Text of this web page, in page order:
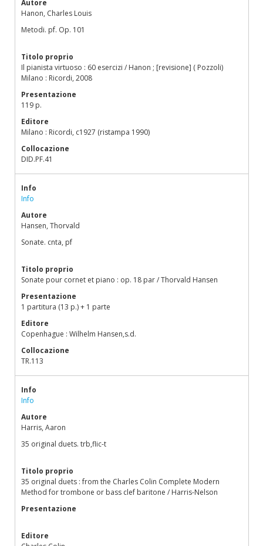
Autore
Hanon, Charles Louis
Metodi. pf. Op. 101
Titolo proprio
Il pianista virtuoso : 60 esercizi / Hanon ; [revisione] ( Pozzoli)
Milano : Ricordi, 2008
Presentazione
119 p.
Editore
Milano : Ricordi, c1927 (ristampa 1990)
Collocazione
DID.PF.41
Info
Info
Autore
Hansen, Thorvald
Sonate. cnta, pf
Titolo proprio
Sonate pour cornet et piano : op. 18 par / Thorvald Hansen
Presentazione
1 partitura (13 p.) + 1 parte
Editore
Copenhague : Wilhelm Hansen,s.d.
Collocazione
TR.113
Info
Info
Autore
Harris, Aaron
35 original duets. trb,flic-t
Titolo proprio
35 original duets : from the Charles Colin Complete Modern
Method for trombone or bass clef baritone / Harris-Nelson
Presentazione
Editore